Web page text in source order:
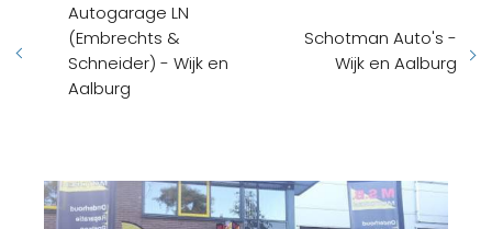
Autogarage LN
(Embrechts &
Schneider) - Wijk en
Aalburg
Schotman Auto's -
Wijk en Aalburg